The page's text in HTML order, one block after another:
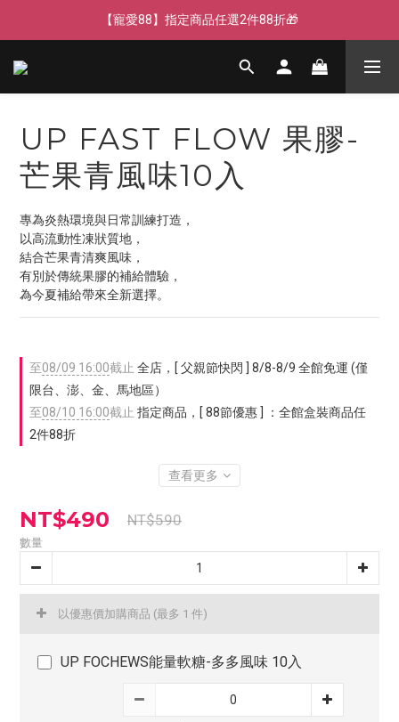
【寵愛父親節】快閃週末全館免運🌟
【寵愛88】指定商品任選2件88折🎁
【新客獨享】新會員下單即送芒果青果膠🔥
UP FAST FLOW 果膠-
芒果青風味10入
專為炎熱環境與日常訓練打造，
以高流動性凍狀質地，
結合芒果青清爽風味，
有別於傳統果膠的補給體驗，
為今夏補給帶來全新選擇。
至08/09 16:00截止 全店，[ 父親節快閃 ] 8/8-8/9 全館免運 (僅
限台、澎、金、馬地區）
至08/10 16:00截止 指定商品，[ 88節優惠 ] ：全館盒裝商品任
2件88折
查看更多
NT$490 NT$590
數量
以優惠價加購商品 (最多 1 件)
UP FOCHEWS能量軟糖-多多風味 10入